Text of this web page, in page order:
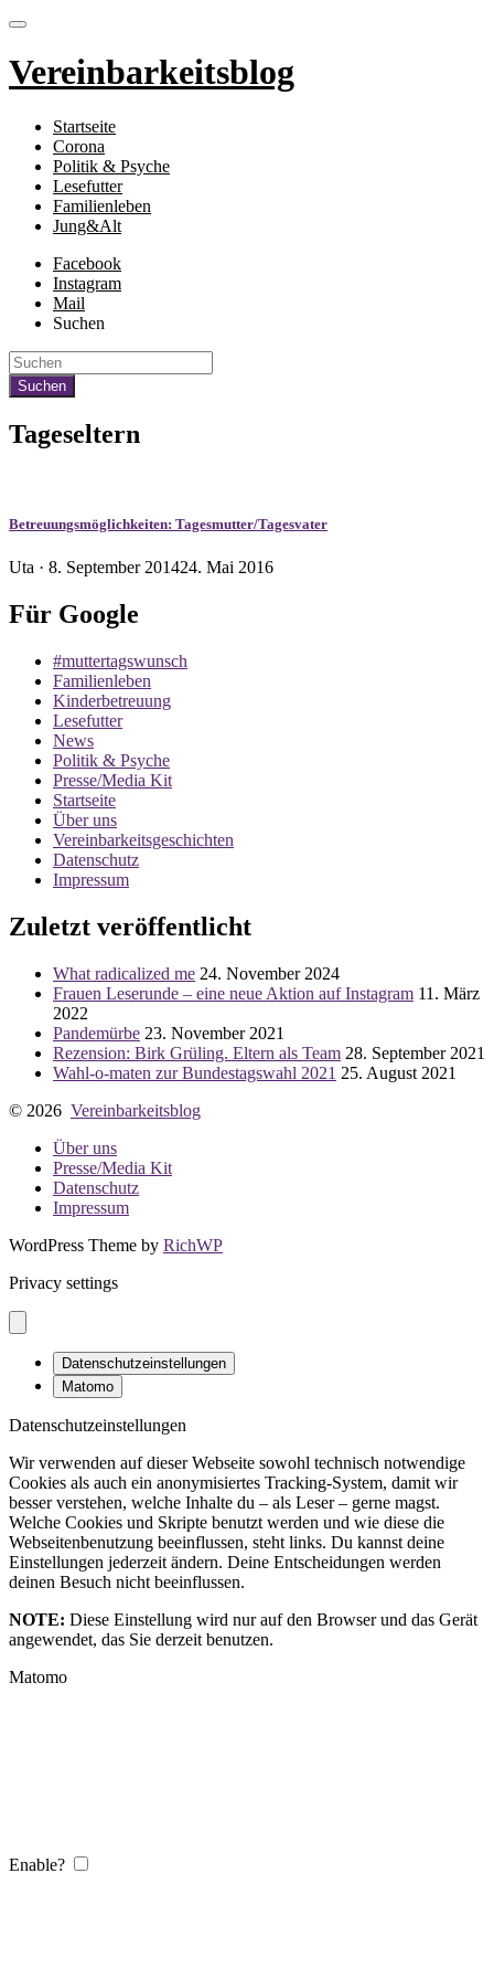
Vereinbarkeitsblog
Startseite
Corona
Politik & Psyche
Lesefutter
Familienleben
Jung&Alt
Facebook
Instagram
Mail
Suchen
Tageseltern
Betreuungsmöglichkeiten: Tagesmutter/Tagesvater
Uta · Veröffentlicht
8. September 201424. Mai 2016
Für Google
#muttertagswunsch
Familienleben
Kinderbetreuung
Lesefutter
News
Politik & Psyche
Presse/Media Kit
Startseite
Über uns
Vereinbarkeitsgeschichten
Datenschutz
Impressum
Zuletzt veröffentlicht
What radicalized me 24. November 2024
Frauen Leserunde – eine neue Aktion auf Instagram 11. März
2022
Pandemürbe 23. November 2021
Rezension: Birk Grüling. Eltern als Team 28. September 2021
Wahl-o-maten zur Bundestagswahl 2021 25. August 2021
© 2026 Vereinbarkeitsblog
Über uns
Presse/Media Kit
Datenschutz
Impressum
WordPress Theme by RichWP
Privacy settings
Datenschutzeinstellungen
Matomo
Datenschutzeinstellungen
Wir verwenden auf dieser Webseite sowohl technisch notwendige
Cookies als auch ein anonymisiertes Tracking-System, damit wir
besser verstehen, welche Inhalte du – als Leser – gerne magst.
Welche Cookies und Skripte benutzt werden und wie diese die
Webseitenbenutzung beeinflussen, steht links. Du kannst deine
Einstellungen jederzeit ändern. Deine Entscheidungen werden
deinen Besuch nicht beeinflussen.
NOTE: Diese Einstellung wird nur auf den Browser und das Gerät
angewendet, das Sie derzeit benutzen.
Matomo
Enable?